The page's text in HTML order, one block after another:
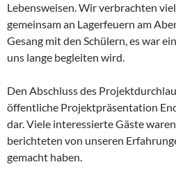
Lebensweisen. Wir verbrachten
gemeinsam an Lagerfeuern am
Gesang mit den Schülern, es war
uns lange begleiten wird.
Den Abschluss des
öffentliche Projektpräsentation
dar. Viele interessierte Gäste
berichteten von unseren
gemacht haben.